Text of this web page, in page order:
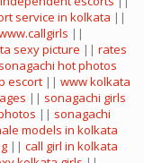
service in kolkata ||
||
sexy picture || rates
hot photos
escort || www kolkata
|| sonagachi girls
|| sonagachi
models in kolkata
|| call girl in kolkata